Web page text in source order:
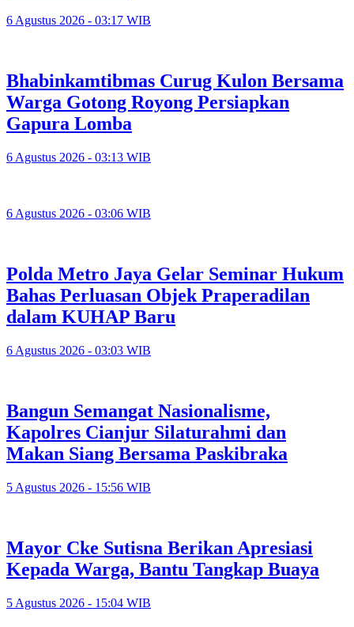
6 Agustus 2026 - 03:17 WIB
Bhabinkamtibmas Curug Kulon Bersama
Warga Gotong Royong Persiapkan
Gapura Lomba
6 Agustus 2026 - 03:13 WIB
6 Agustus 2026 - 03:06 WIB
Polda Metro Jaya Gelar Seminar Hukum
Bahas Perluasan Objek Praperadilan
dalam KUHAP Baru
6 Agustus 2026 - 03:03 WIB
Bangun Semangat Nasionalisme,
Kapolres Cianjur Silaturahmi dan
Makan Siang Bersama Paskibraka
5 Agustus 2026 - 15:56 WIB
Mayor Cke Sutisna Berikan Apresiasi
Kepada Warga, Bantu Tangkap Buaya
5 Agustus 2026 - 15:04 WIB